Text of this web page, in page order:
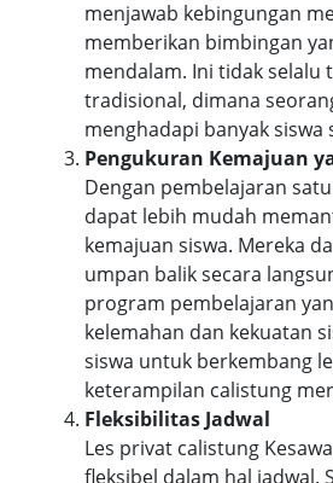
menjawab kebingungan
memberikan bimbingan
mendalam. Ini tidak selalu
tradisional, dimana
menghadapi banyak siswa
Pengukuran Kemajuan
Dengan pembelajaran
dapat lebih mudah
kemajuan siswa. Mereka
umpan balik secara
program pembelajaran
kelemahan dan kekuatan
siswa untuk berkembang
keterampilan calistung
Fleksibilitas Jadwal
Les privat calistung
fleksibel dalam hal jadwal.